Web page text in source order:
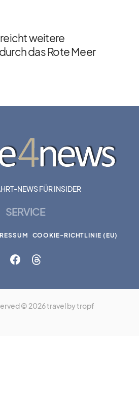
weitere
das Rote Meer
NEWS FÜR INSIDER
SERVICE
COOKIE-RICHTLINIE (EU)
© 2026 travel by tropf